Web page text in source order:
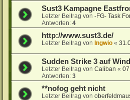
Sust3 Kampagne
Letzter Beitrag von-FG- Task
Antworten:4
http://www.sust3.de/
Letzter Beitrag vonIngwio «
Sudden Strike 3 auf
Letzter Beitrag vonCaliban «
Antworten:3
**nofog geht nicht
Letzter Beitrag von